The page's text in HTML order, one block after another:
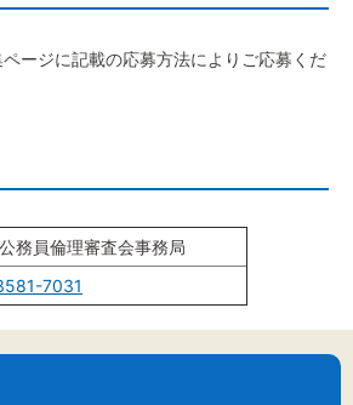
ページに記載の応募方法によりご応募くだ
務員倫理審査会事務局
7031